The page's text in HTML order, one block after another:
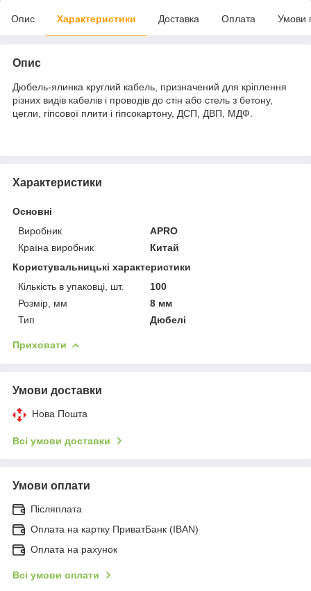
Опис Характеристики Доставка Оплата Умови
Опис
Дюбель-ялинка круглий кабель, призначений для кріплення
різних видів кабелів і проводів до стін або стель з бетону,
цегли, гіпсової плити і гіпсокартону, ДСП, ДВП, МДФ.
Характеристики
Основні
Виробник
APRO
Країна виробник
Китай
Користувальницькі характеристики
Кількість в упаковці, шт.
100
Розмір, мм
8 мм
Тип
Дюбелі
Приховати
Умови доставки
Нова Пошта
Всі умови доставки
Умови оплати
Післяплата
Оплата на картку ПриватБанк (IBAN)
Оплата на рахунок
Всі умови оплати